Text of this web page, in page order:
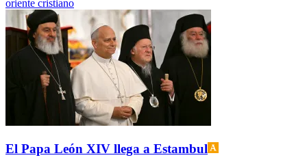
oriente cristiano
El Papa León XIV llega a Estambul